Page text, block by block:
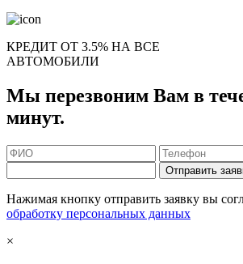
КРЕДИТ ОТ 3.5% НА ВСЕ
АВТОМОБИЛИ
Мы перезвоним Вам в
минут.
Отправить
Нажимая кнопку отправить заявку вы
обработку персональных данных
×